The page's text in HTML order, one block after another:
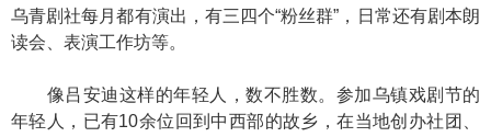
乌青剧社每月都有演出，有三四个“粉丝群”，日常还有剧本朗
读会、表演工作坊等。
像吕安迪这样的年轻人，数不胜数。参加乌镇戏剧节的
年轻人，已有10余位回到中西部的故乡，在当地创办社团、